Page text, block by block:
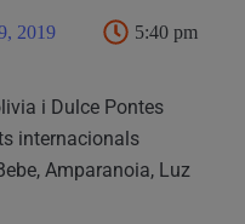
2019 5:40 pm
i Dulce Pontes
internacionals
Amparanoia, Luz